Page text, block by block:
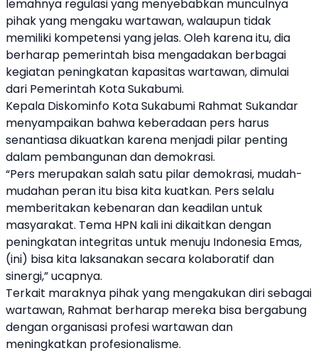
lemahnya regulasi yang menyebabkan munculnya
pihak yang mengaku wartawan, walaupun tidak
memiliki kompetensi yang jelas. Oleh karena itu, dia
berharap pemerintah bisa mengadakan berbagai
kegiatan peningkatan kapasitas wartawan, dimulai
dari Pemerintah Kota Sukabumi.
Kepala Diskominfo Kota Sukabumi Rahmat Sukandar
menyampaikan bahwa keberadaan pers harus
senantiasa dikuatkan karena menjadi pilar penting
dalam pembangunan dan demokrasi.
“Pers merupakan salah satu pilar demokrasi, mudah-
mudahan peran itu bisa kita kuatkan. Pers selalu
memberitakan kebenaran dan keadilan untuk
masyarakat. Tema HPN kali ini dikaitkan dengan
peningkatan integritas untuk menuju Indonesia Emas,
(ini) bisa kita laksanakan secara kolaboratif dan
sinergi,” ucapnya.
Terkait maraknya pihak yang mengakukan diri sebagai
wartawan, Rahmat berharap mereka bisa bergabung
dengan organisasi profesi wartawan dan
meningkatkan profesionalisme.